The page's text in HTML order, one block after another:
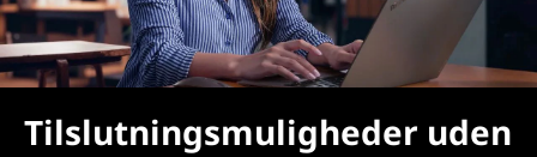
Tilslutningsmuligheder uden